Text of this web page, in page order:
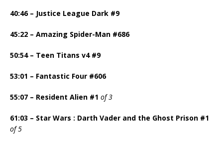
40:46 – Justice League Dark #9
45:22 – Amazing Spider-Man #686
50:54 – Teen Titans v4 #9
53:01 – Fantastic Four #606
55:07 – Resident Alien #1 of 3
61:03 – Star Wars : Darth Vader and the Ghost Prison #1
of 5